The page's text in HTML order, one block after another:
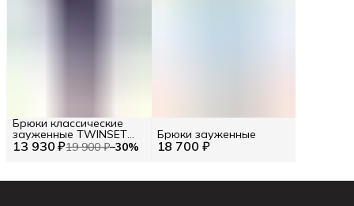
13 930 ₽19 900 ₽−30%
Брюки классические
зауженные TWINSET
RU 50 / EU 44 / XL 18 700 ₽
Брюки зауженные